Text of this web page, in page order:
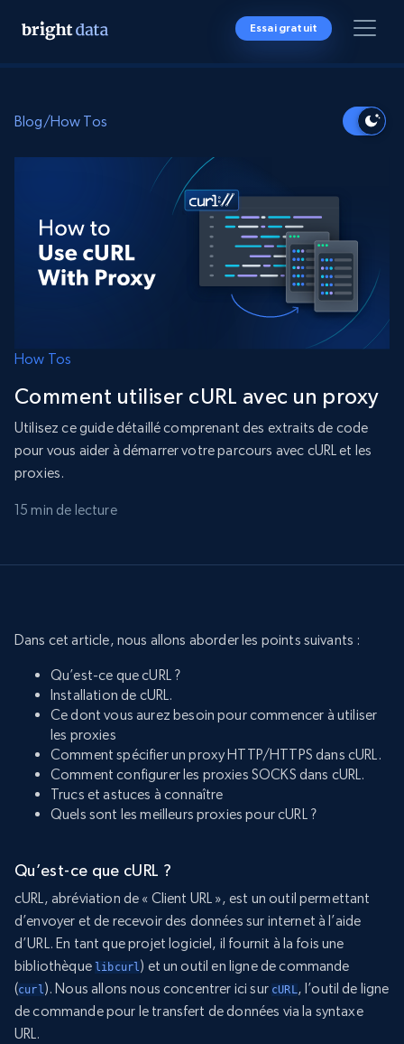
Essai gratuit
Blog/How Tos
How Tos
Comment utiliser cURL avec un proxy
Utilisez ce guide détaillé comprenant des extraits de code
pour vous aider à démarrer votre parcours avec cURL et les
proxies.
15 min de lecture
Dans cet article, nous allons aborder les points suivants :
Qu’est-ce que cURL ?
Installation de cURL.
Ce dont vous aurez besoin pour commencer à utiliser
les proxies
Comment spécifier un proxy HTTP/HTTPS dans cURL.
Comment configurer les proxies SOCKS dans cURL.
Trucs et astuces à connaître
Quels sont les meilleurs proxies pour cURL ?
Qu’est-ce que cURL ?
cURL, abréviation de « Client URL », est un outil permettant
d’envoyer et de recevoir des données sur internet à l’aide
d’URL. En tant que projet logiciel, il fournit à la fois une
bibliothèquelibcurl) et un outil en ligne de commande
(curl). Nous allons nous concentrer ici sur cURL, l’outil de ligne
de commande pour le transfert de données via la syntaxe
URL.